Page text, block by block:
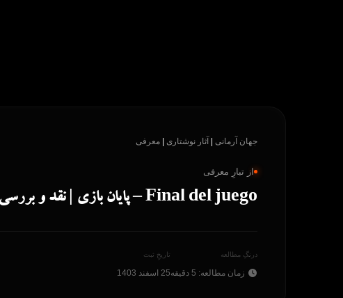
جهان آرمانی آثار نوشتاری معرفی
از تبارِ معرفی
Final del juego – پایان بازی | نقد و بررسی جامع اثر خولیو کورتاثار
درنگِ مطالعه
زمان مطالعه: 5 دقیقه
تاریخِ ثبت
25 اسفند 1403